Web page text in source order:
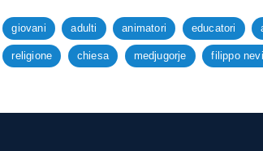
giovani adulti animatori educatori
religione chiesa medjugorje filippo